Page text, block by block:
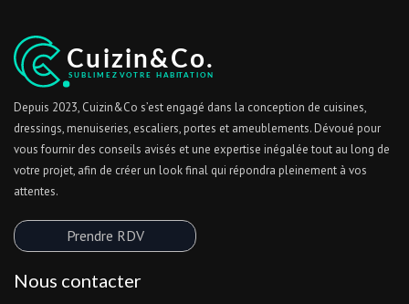
Depuis 2023, Cuizin&Co s’est engagé dans la conception de cuisines,
dressings, menuiseries, escaliers, portes et ameublements. Dévoué pour
vous fournir des conseils avisés et une expertise inégalée tout au long de
votre projet, afin de créer un look final qui répondra pleinement à vos
attentes.
Prendre RDV
Nous contacter